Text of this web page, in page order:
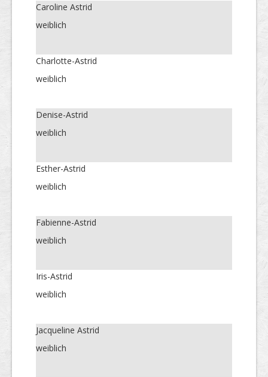
Caroline Astrid
weiblich
Charlotte-Astrid
weiblich
Denise-Astrid
weiblich
Esther-Astrid
weiblich
Fabienne-Astrid
weiblich
Iris-Astrid
weiblich
Jacqueline Astrid
weiblich